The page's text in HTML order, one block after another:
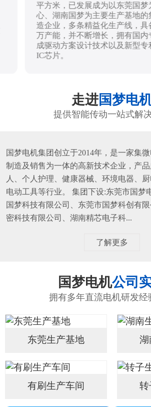
平方米，已发展成为以东莞国梦
心、湖南国梦为主要生产基地的
造企业，多条精益化生产线，具
万产能，并不断增长，拥有国内
成驱动方案设计技术以及新型专
IC芯片。
走进国梦电
提供智能传动一站式解
国梦电机集团创立于2014年，是一家集微
制造及销售为一体的高新技术企业，产
人、个人护理、健康器械、环境电器、厨
电动工具等行业。 集团下设:东莞市国梦
国梦科技有限公司、东莞市国梦科创有
密科技有限公司、湖南精芯电子科...
了解更多
国梦电机公司
拥有多年直流电机研发经
东莞生产基地 湖
有刷生产车间 转